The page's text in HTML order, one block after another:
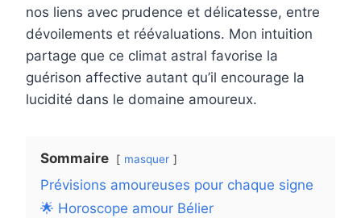
nos liens avec prudence et délicatesse, entre
dévoilements et réévaluations. Mon intuition
partage que ce climat astral favorise la
guérison affective autant qu’il encourage la
lucidité dans le domaine amoureux.
Sommaire masquer
Prévisions amoureuses pour chaque signe
🌟 Horoscope amour Bélier